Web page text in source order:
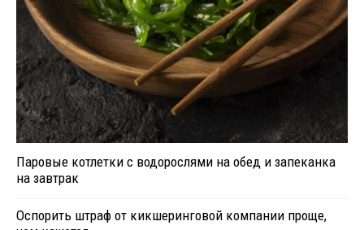
Паровые котлетки с водорослями на обед и запеканка
на завтрак
Оспорить штраф от кикшеринговой компании проще,